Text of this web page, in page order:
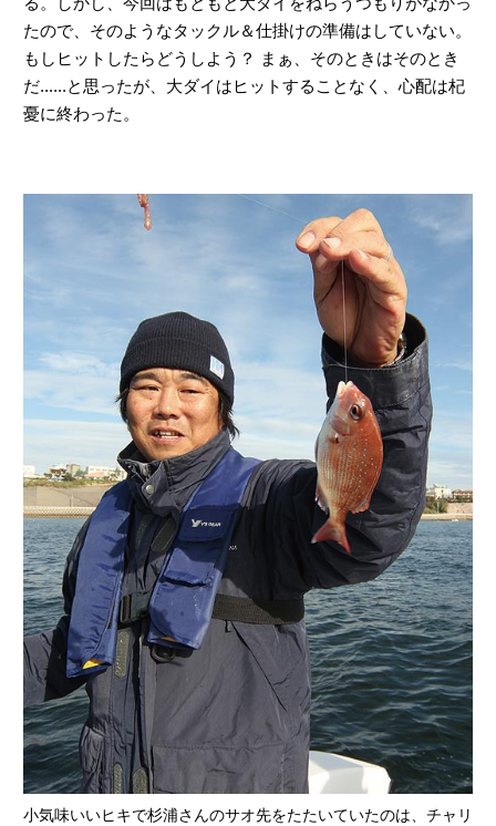
たので、そのようなタックル＆仕掛けの準備はしていない。
もしヒットしたらどうしよう？ まぁ、そのときはそのとき
だ......と思ったが、大ダイはヒットすることなく、心配は杞
憂に終わった。
小気味いいヒキで杉浦さんのサオ先をたたいていたのは、チャリ